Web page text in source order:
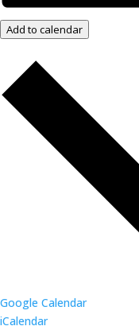
Add to calendar
Google Calendar
iCalendar